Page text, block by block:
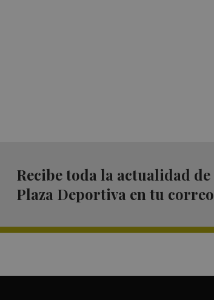
Recibe toda la actualidad de
Plaza Deportiva en tu correo